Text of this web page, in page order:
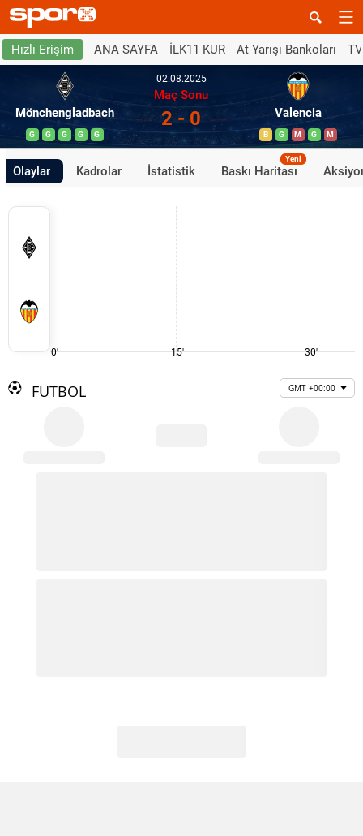
Hızlı Erişim ANA SAYFA İLK11 KUR At Yarışı Bankoları
Mönchengladbach
G G G G G
02.08.2025
Maç Sonu
2 - 0 Valencia
B G M G M
Olaylar Kadrolar İstatistik Baskı Haritası
Yeni
0' 15' 30'
FUTBOL GMT +00:00